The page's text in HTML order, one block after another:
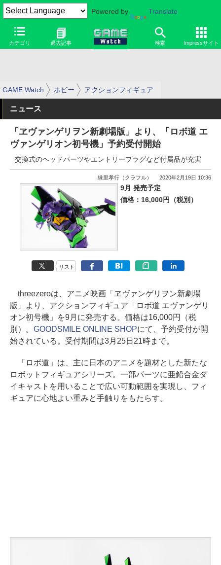
Powered by Translate
カテゴリ 過去記事 検索 Impressサイト
GAME Watch ホビー アクションフィギュア
ニュース
「ヱヴァンゲリヲン新劇場版」より、「ロボ道 エ
ヴァンゲリオン初号機」予約受付開始
交換式のヘッドパーツやエントリープラグなど付属品が充実
緑里孝行（クラフル） 2020年2月19日 10:36
9月 発売予定
価格：16,000円（税別）
リスト
threezeroは、アニメ映画「ヱヴァンゲリヲン新劇場
版」より、アクションフィギュア「ロボ道 エヴァンゲリ
オン初号機」を9月に発売する。価格は16,000円（税
別）。 GOODSMILE ONLINE SHOPにて、予約受付が開
始されている。受付期間は3月25日21時まで。
「ロボ道」は、主に日本のアニメを題材とした新たな
ロボットフィギュアシリーズ。一部パーツに亜鉛合金ダ
イキャストを用いることで広い可動範囲を実現し、フィ
ギュアに心地よい重みと手触りをもたらす。